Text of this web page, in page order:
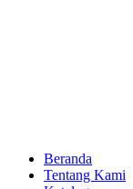
Beranda
Tentang Kami